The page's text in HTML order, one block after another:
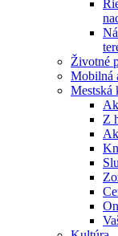
Životné
Mobilná
Mestská
Z